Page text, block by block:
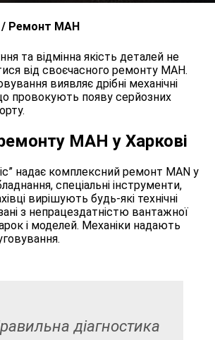
/ Ремонт МАН
та відмінна якість деталей не
від своєчасного ремонту МАН.
виявляє дрібні механічні
провокують появу серйозних
МАН у Харкові
надає комплексний ремонт MAN у
спеціальні інструменти,
вирішують будь-які технічні
з непрацездатністю вантажної
і моделей. Механіки надають
діагностика